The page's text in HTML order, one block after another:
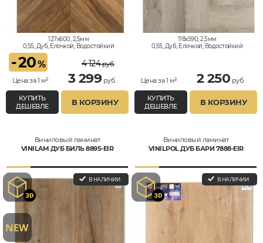
127x600, 2,5мм
0,55, Дуб, Елочкой, Водостойкий
-20%
Цена за 1 м²
4 124руб.
3 299руб.
КУПИТЬ
ДЕШЕВЛЕ
В КОРЗИНУ
118x590, 2,5мм
0,55, Дуб, Елочкой, Водостойкий
Цена за 1 м² 2 250 руб.
КУПИТЬ
ДЕШЕВЛЕ
В КОРЗИНУ
Виниловый ламинат
VINILAM ДУБ БИЛЬ 8895-EIR
В НАЛИЧИИ
Виниловый ламинат
VINILPOL ДУБ БАРИ 7888-EIR
В НАЛИЧИИ